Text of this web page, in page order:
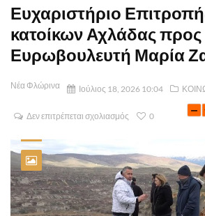
Ευχαριστήριο
κατοίκων Αχλάδας προς
Ευρωβουλευτή Μαρία
Νέα Φλώρινα Ιούλιος 18, 2026 10:04
Δεν επιτρέπεται σχολιασμός 0